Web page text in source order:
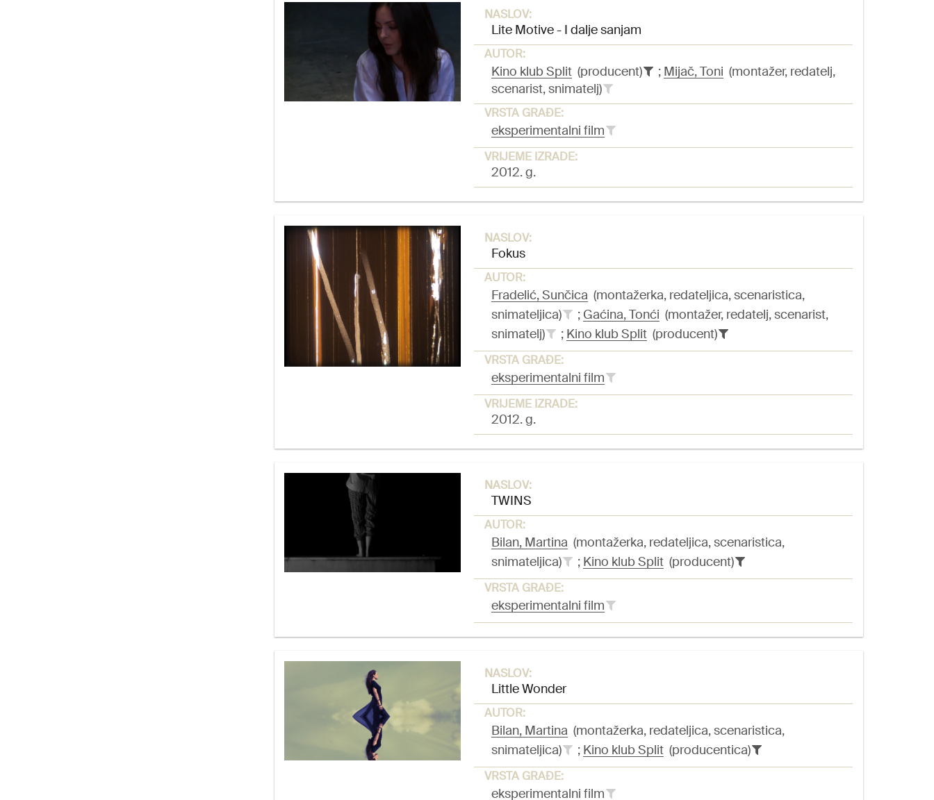
NASLOV:
Lite Motive - I dalje sanjam
AUTOR:
Kino klub Split(producent) ; Mijač, Toni (montažer, redatelj,
scenarist, snimatelj)
VRSTA GRAĐE:
eksperimentalni film
VRIJEME IZRADE:
2012. g.
NASLOV:
Fokus
AUTOR:
Fradelić, Sunčica (montažerka, redateljica, scenaristica,
snimateljica)
; Gaćina, Tonći (montažer, redatelj, scenarist,
snimatelj)
; Kino klub Split(producent)
VRSTA GRAĐE:
eksperimentalni film
VRIJEME IZRADE:
2012. g.
NASLOV:
TWINS
AUTOR:
Bilan, Martina (montažerka, redateljica, scenaristica,
snimateljica)
; Kino klub Split(producent)
VRSTA GRAĐE:
eksperimentalni film
NASLOV:
Little Wonder
AUTOR:
Bilan, Martina (montažerka, redateljica, scenaristica,
snimateljica)
; Kino klub Split(producentica)
VRSTA GRAĐE:
eksperimentalni film